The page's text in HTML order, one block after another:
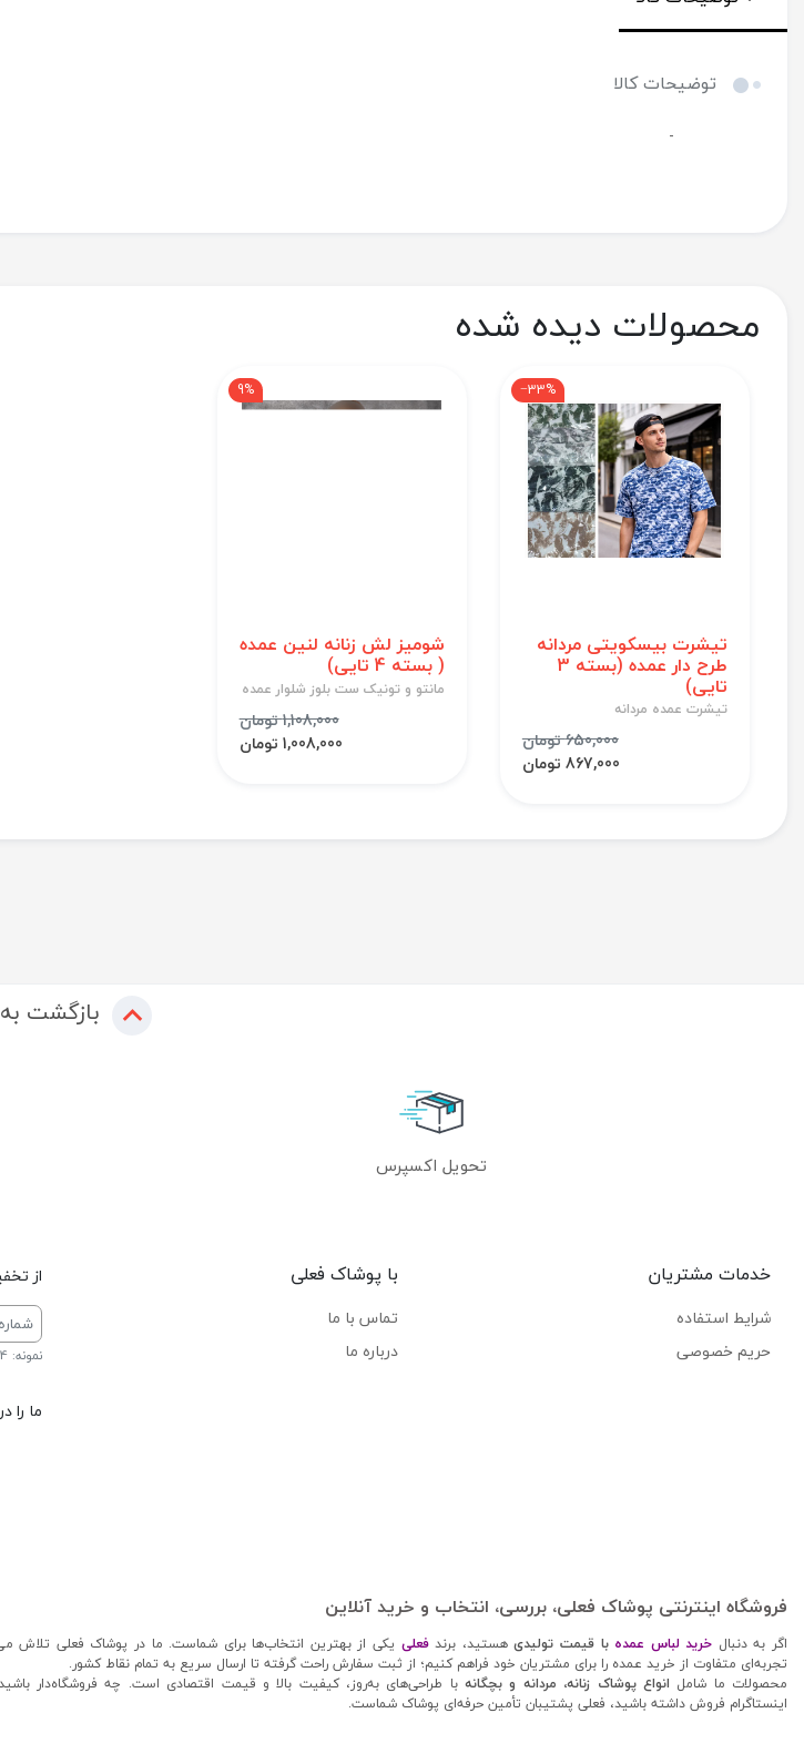
توضیحات کالا
-
محصولات دیده شده
تیشرت بیسکویتی مردانه
طرح دار عمده (بسته 3
تایی)
تیشرت عمده مردانه
650,000 تومان
‎−33%
867,000 تومان
شومیز لش زنانه لنین عمده
( بسته 4 تایی)
مانتو و تونیک ست بلوز شلوار عمده
1,108,000 تومان
9%
1,008,000 تومان
بازگشت به
تحویل اکسپرس
خدمات مشتریان
شرایط استفاده
حریم خصوصی
با پوشاک فعلی
تماس با ما
درباره ما
از
نمونه: 09121231234
ما را
فروشگاه اینترنتی پوشاک فعلی، بررسی، انتخاب و خرید آنلاین
اگر به دنبال خرید لباس عمده با قیمت تولیدیهستید، برندفعلی یکی از بهترین انتخاب‌ها برای شماست. ما در پوشاک فعلی تلاش
تجربه‌ای متفاوت از خرید عمده را برای مشتریان خود فراهم کنیم؛ از ثبت سفارش راحت گرفته تا ارسال سریع به تمام نقاط کشور.
محصولات ما شامل انواع پوشاک زنانه، مردانه و بچگانهبا طراحی‌های به‌روز، کیفیت بالا و قیمت اقتصادی است. چه فروشگاه‌دار
اینستاگرام فروش داشته باشید، فعلی پشتیبان تأمین حرفه‌ای پوشاک شماست.